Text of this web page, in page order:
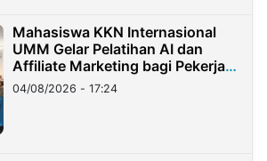
Mahasiswa KKN Internasional
UMM Gelar Pelatihan AI dan
Affiliate Marketing bagi Pekerja
Migran Indonesia di Taiwan
04/08/2026 - 17:24